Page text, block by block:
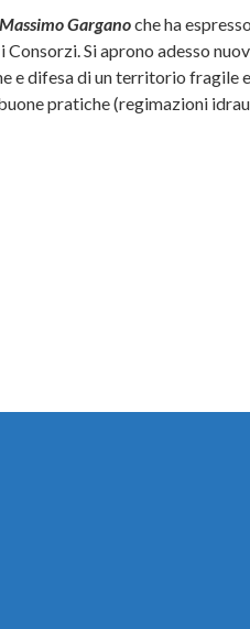
Massimo Garganoche ha
Si aprono adesso
e difesa di un territorio
pratiche (regimazioni